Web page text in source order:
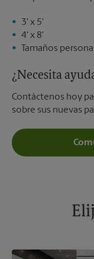
3' x 5'
4' x 8'
Tamaños
¿Necesita
Contáctenos hoy
sobre sus nuevas